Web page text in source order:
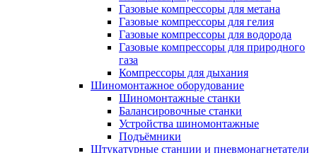
Газовые компрессоры для метана
Газовые компрессоры для гелия
Газовые компрессоры для водорода
Газовые компрессоры для природного
газа
Компрессоры для дыхания
Шиномонтажное оборудование
Шиномонтажные станки
Балансировочные станки
Устройства шиномонтажные
Подъёмники
Штукатурные станции и пневмонагнетатели